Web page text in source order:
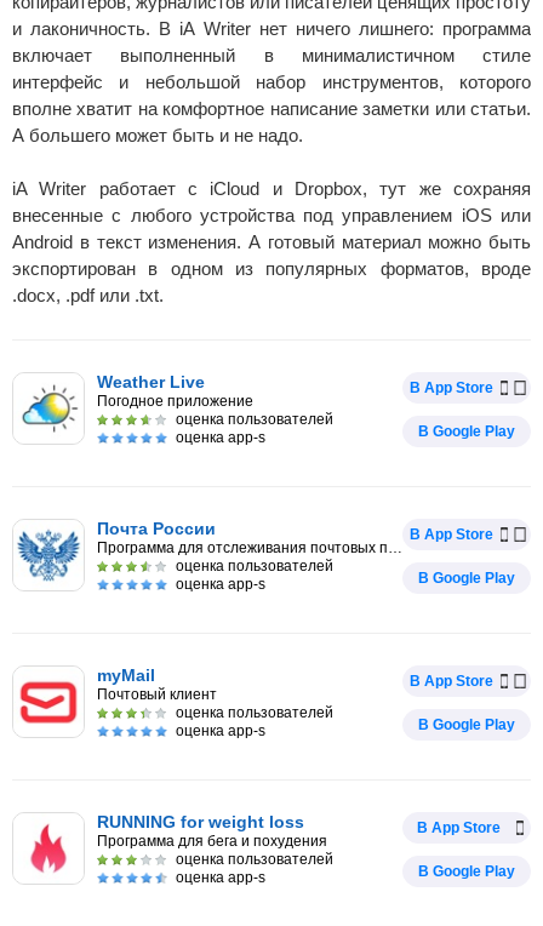
и лаконичность. В iA Writer нет ничего лишнего: программа
включает выполненный в минималистичном стиле
интерфейс и небольшой набор инструментов, которого
вполне хватит на комфортное написание заметки или статьи.
А большего может быть и не надо.
iA Writer работает с iCloud и Dropbox, тут же сохраняя
внесенные с любого устройства под управлением iOS или
Android в текст изменения. А готовый материал можно быть
экспортирован в одном из популярных форматов, вроде
.docx, .pdf или .txt.
Weather Live
Погодное приложение
оценка пользователей
оценка app-s
В App Store
В Google Play
Почта России
Программа для отслеживания почтовых посылок
оценка пользователей
оценка app-s
В App Store
В Google Play
myMail
Почтовый клиент
оценка пользователей
оценка app-s
В App Store
В Google Play
RUNNING for weight loss
Программа для бега и похудения
оценка пользователей
оценка app-s
В App Store
В Google Play